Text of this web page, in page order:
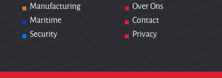
Manufacturing
Maritime
Security
Over Ons
Contact
Privacy